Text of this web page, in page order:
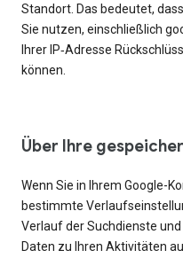
Standort. Das bedeutet,
Sie nutzen, einschließlich
Ihrer IP‑Adresse
können.
Über Ihre
Wenn Sie in Ihrem Google-
bestimmte
Verlauf der Suchdienste
Daten zu Ihren Aktivitäten